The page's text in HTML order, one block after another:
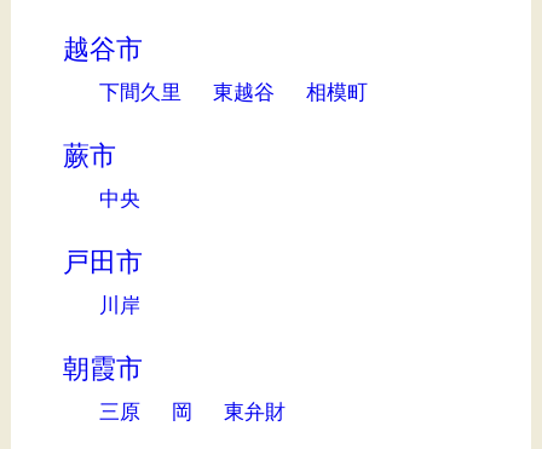
越谷市
下間久里 東越谷 相模町
蕨市
中央
戸田市
川岸
朝霞市
三原 岡 東弁財